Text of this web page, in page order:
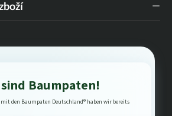
Baumpaten!
den Baumpaten Deutschland® haben wir bereits